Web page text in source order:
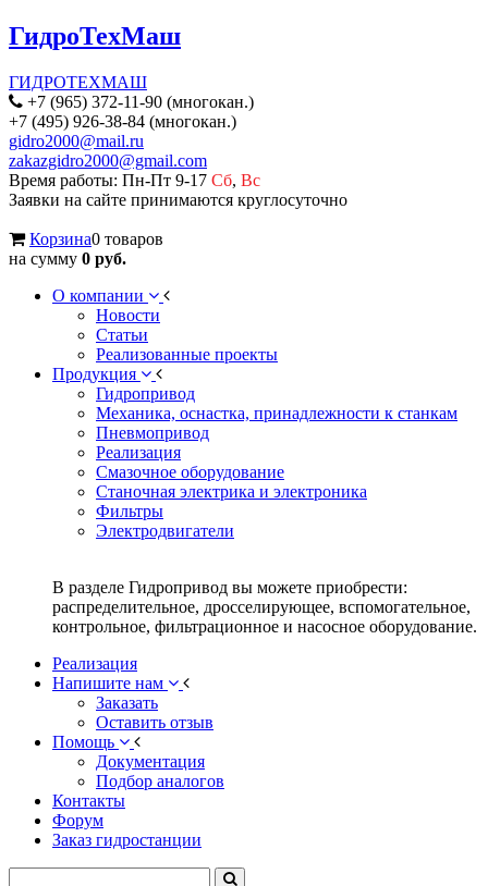
ГидроТехМаш
ГИДРОТЕХМАШ
+7 (965) 372-11-90 (многокан.)
+7 (495) 926-38-84 (многокан.)
gidro2000@mail.ru
zakazgidro2000@gmail.com
Время работы: Пн-Пт 9-17 Сб, Вс
Заявки на сайте принимаются круглосуточно
Корзина0 товаров
на сумму 0 руб.
О компании
Новости
Статьи
Реализованные проекты
Продукция
Гидропривод
Механика, оснастка, принадлежности к станкам
Пневмопривод
Реализация
Смазочное оборудование
Станочная электрика и электроника
Фильтры
Электродвигатели
В разделе Гидропривод вы можете приобрести:
распределительное, дросселирующее, вспомогательное,
контрольное, фильтрационное и насосное оборудование.
Реализация
Напишите нам
Заказать
Оставить отзыв
Помощь
Документация
Подбор аналогов
Контакты
Форум
Заказ гидростанции